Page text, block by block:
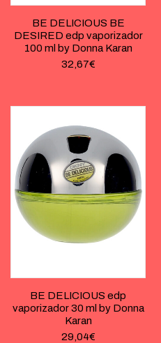
BE DELICIOUS BE
DESIRED edp vaporizador
100 ml by Donna Karan
32,67€
BE DELICIOUS edp
vaporizador 30 ml by Donna
Karan
29,04€